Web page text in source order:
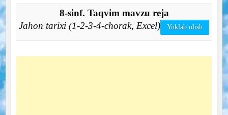
8-sinf. Taqvim mavzu reja
Jahon tarixi (1-2-3-4-chorak, Excel)
Yuklab olish